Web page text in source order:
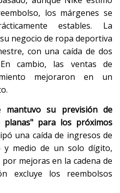
los márgenes se
estables. La
negocio de ropa deportiva
con una caída de dos
cambio, las ventas de
mejoraron en un
mantuvo su previsión de
planas" para los próximos
una caída de ingresos de
medio de un solo dígito,
mejoras en la cadena de
excluye los reembolsos